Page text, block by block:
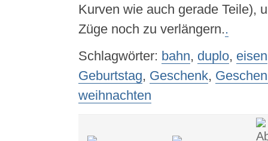
Kurven wie auch gerade Teile),
Züge noch zu verlängern..
Schlagwörter: bahn, duplo, eisen
Geburtstag, Geschenk,
weihnachten